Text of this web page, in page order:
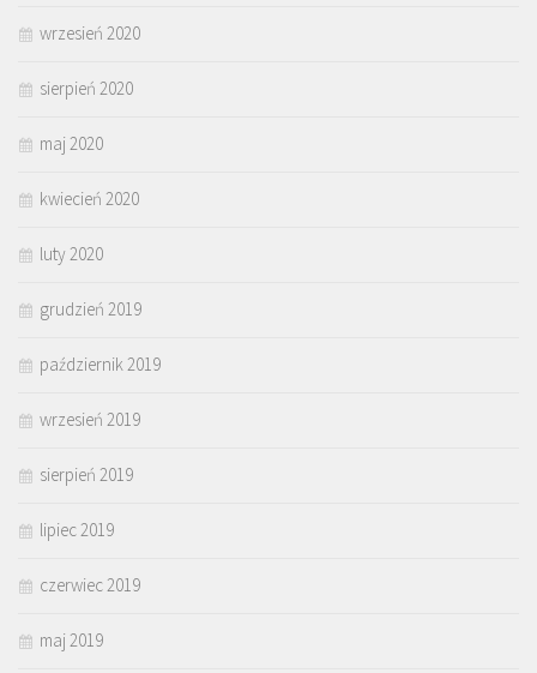
wrzesień 2020
sierpień 2020
maj 2020
kwiecień 2020
luty 2020
grudzień 2019
październik 2019
wrzesień 2019
sierpień 2019
lipiec 2019
czerwiec 2019
maj 2019